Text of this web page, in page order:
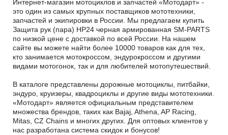
Интернет-магазин мотоциклов и запчастей «Мотодарт» -
это один из самых крупных поставщиков мототехники,
запчастей и экипировки в России. Мы предлагаем купить
Защита рук (пара) HP24 черная армированная SM-PARTS
по низкой цене с доставкой по всей России. На нашем
сайте вы можете найти более 10000 товаров как для тех,
кто занимается мотокроссом, эндурокроссом и другими
видами мотогонок, так и для любителей мотопутешествий.
В каталоге представлены дорожные мотоциклы, питбайки,
эндуро, круизеры, квадроциклы и другие виды мототехники.
«Мотодарт» является официальным представителем
множества брендов, таких как Bajaj, Athena, AP Racing,
Mitas, CZ Chains и многих других. Для оптовых клиентов у
нас разработана система скидок и бонусов!